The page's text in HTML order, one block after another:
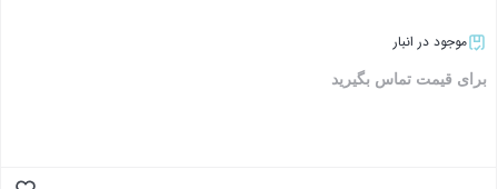
موجود در انبار
برای قیمت تماس بگیرید